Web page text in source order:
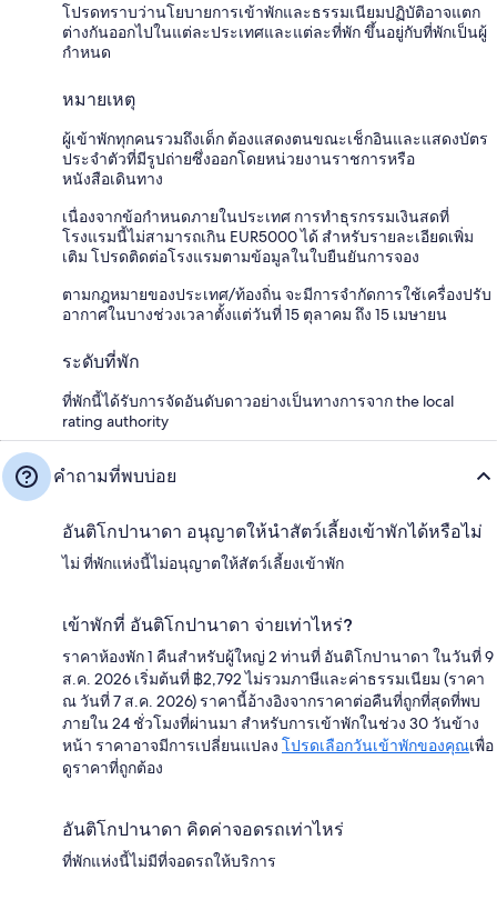
โปรดทราบว่านโยบายการเข้าพักและธรรมเนียมปฏิบัติอาจแตก
ต่างกันออกไปในแต่ละประเทศและแต่ละที่พัก ขึ้นอยู่กับที่พักเป็นผู้
กำหนด
หมายเหตุ
ผู้เข้าพักทุกคนรวมถึงเด็ก ต้องแสดงตนขณะเช็กอินและแสดงบัตร
ประจำตัวที่มีรูปถ่ายซึ่งออกโดยหน่วยงานราชการหรือ
หนังสือเดินทาง
เนื่องจากข้อกำหนดภายในประเทศ การทำธุรกรรมเงินสดที่
โรงแรมนี้ไม่สามารถเกิน EUR5000 ได้ สำหรับรายละเอียดเพิ่ม
เติม โปรดติดต่อโรงแรมตามข้อมูลในใบยืนยันการจอง
ตามกฎหมายของประเทศ/ท้องถิ่น จะมีการจำกัดการใช้เครื่องปรับ
อากาศในบางช่วงเวลาตั้งแต่วันที่ 15 ตุลาคม ถึง 15 เมษายน
ระดับที่พัก
ที่พักนี้ได้รับการจัดอันดับดาวอย่างเป็นทางการจาก the local
rating authority
คำถามที่พบบ่อย
อันติโกปานาดา อนุญาตให้นำสัตว์เลี้ยงเข้าพักได้หรือไม่
ไม่ ที่พักแห่งนี้ไม่อนุญาตให้สัตว์เลี้ยงเข้าพัก
เข้าพักที่ อันติโกปานาดา จ่ายเท่าไหร่?
ราคาห้องพัก 1 คืนสำหรับผู้ใหญ่ 2 ท่านที่ อันติโกปานาดา ในวันที่ 9
ส.ค. 2026 เริ่มต้นที่ ฿2,792 ไม่รวมภาษีและค่าธรรมเนียม (ราคา
ณ วันที่ 7 ส.ค. 2026) ราคานี้อ้างอิงจากราคาต่อคืนที่ถูกที่สุดที่พบ
ภายใน 24 ชั่วโมงที่ผ่านมา สำหรับการเข้าพักในช่วง 30 วันข้าง
หน้า ราคาอาจมีการเปลี่ยนแปลง โปรดเลือกวันเข้าพักของคุณเพื่อ
ดูราคาที่ถูกต้อง
อันติโกปานาดา คิดค่าจอดรถเท่าไหร่
ที่พักแห่งนี้ไม่มีที่จอดรถให้บริการ